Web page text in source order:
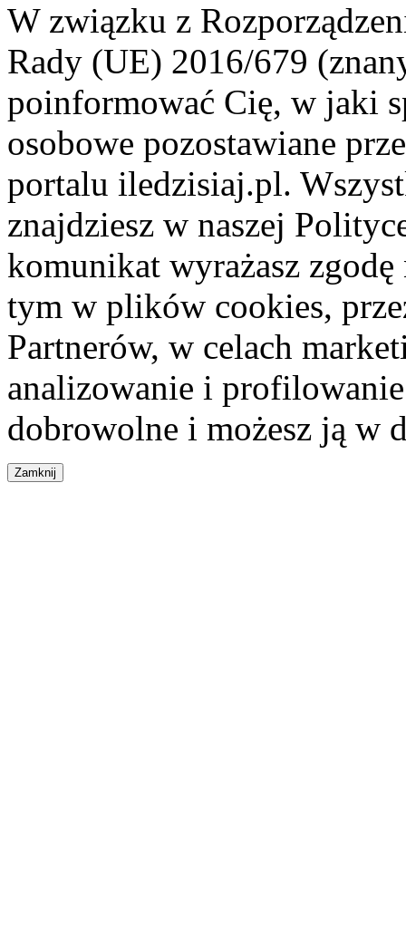
W związku z
Rady (UE) 2016/679
poinformować Cię, w jaki
osobowe pozostawiane
portalu iledzisiaj.pl.
znajdziesz w naszej
komunikat wyrażasz
tym w plików cookies,
Partnerów, w celach
analizowanie i
dobrowolne i możesz ją w